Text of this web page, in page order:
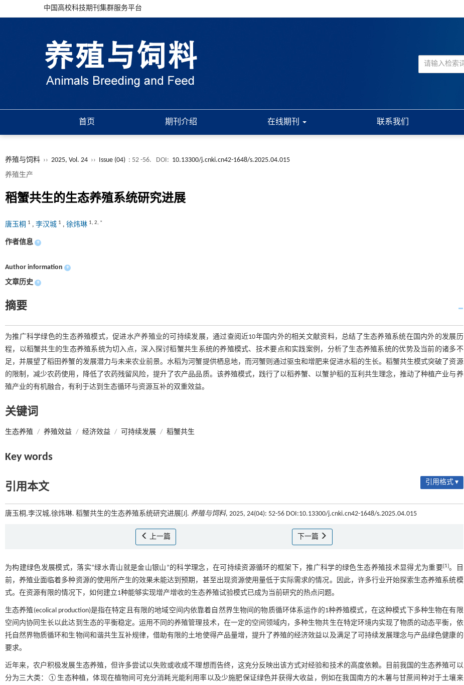
中国高校科技期刊集群服务平台
首页 期刊介绍 在线期刊 联系我们
养殖与饲料 ›› 2025, Vol. 24 ›› Issue (04) : 52 -56. DOI: 10.13300/j.cnki.cn42-1648/s.2025.04.015
养殖生产
稻蟹共生的生态养殖系统研究进展
唐玉桐 1 , 李汉城 1 , 徐炜琳 1, 2, *
作者信息 +
Author information +
文章历史 +
摘要
为推广科学绿色的生态养殖模式，促进水产养殖业的可持续发展，通过查阅近10年国内外的相关文献资料，总结了生态养殖系统在国内外的发展历
程，以稻蟹共生的生态养殖系统为切入点，深入探讨稻蟹共生系统的养殖模式、技术要点和实践案例，分析了生态养殖系统的优势及当前的诸多不
足，并展望了稻田养蟹的发展潜力与未来农业前景。水稻为河蟹提供栖息地，而河蟹则通过驱虫和增肥来促进水稻的生长。稻蟹共生模式突破了资源
的限制，减少农药使用，降低了农药残留风险，提升了农产品品质。该养殖模式，践行了以稻养蟹、以蟹护稻的互利共生理念，推动了种植产业与养
殖产业的有机融合，有利于达到生态循环与资源互补的双重效益。
关键词
生态养殖 / 养殖效益 / 经济效益 / 可持续发展 / 稻蟹共生
Key words
引用本文 引用格式 ▾
唐玉桐,李汉城,徐炜琳. 稻蟹共生的生态养殖系统研究进展[J]. 养殖与饲料, 2025, 24(04): 52-56 DOI:10.13300/j.cnki.cn42-1648/s.2025.04.015
上一篇 下一篇
为构建绿色发展模式，落实“绿水青山就是金山银山”的科学理念，在可持续资源循环的框架下，推广科学的绿色生态养殖技术显得尤为重要[1]。目
前，养殖业面临着多种资源的使用所产生的效果未能达到预期，甚至出现资源使用量低于实际需求的情况。因此，许多行业开始探索生态养殖系统模
式。在资源有限的情况下，如何建立1种能够实现增产增收的生态养殖试验模式已成为当前研究的热点问题。
生态养殖(ecolical production)是指在特定且有限的地域空间内依靠着自然界生物间的物质循环体系运作的1种养殖模式，在这种模式下多种生物在有限
空间内协同生长以此达到生态的平衡稳定。运用不同的养殖管理技术，在一定的空间领域内，多种生物共生在特定环境内实现了物质的动态平衡，依
托自然界物质循环和生物间和谐共生互补规律，借助有限的土地使得产品量增，提升了养殖的经济效益以及满足了可持续发展理念与产品绿色健康的
要求。
近年来，农户积极发展生态养殖，但许多尝试以失败或收成不理想而告终，这充分反映出该方式对经验和技术的高度依赖。目前我国的生态养殖可以
分为三大类：①生态种植，体现在植物间可充分消耗光能利用率以及少施肥保证绿色并获得大收益，例如在我国南方的木薯与甘蔗间种对于土壤来